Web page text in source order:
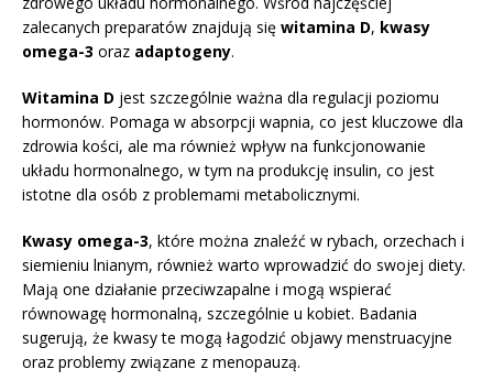
zalecanych preparatów znajdują się witamina D, kwasy
omega-3 oraz adaptogeny.
Witamina D jest szczególnie ważna dla regulacji poziomu
hormonów. Pomaga w absorpcji wapnia, co jest kluczowe dla
zdrowia kości, ale ma również wpływ na funkcjonowanie
układu hormonalnego, w tym na produkcję insulin, co jest
istotne dla osób z problemami metabolicznymi.
Kwasy omega-3, które można znaleźć w rybach, orzechach i
siemieniu lnianym, również warto wprowadzić do swojej diety.
Mają one działanie przeciwzapalne i mogą wspierać
równowagę hormonalną, szczególnie u kobiet. Badania
sugerują, że kwasy te mogą łagodzić objawy menstruacyjne
oraz problemy związane z menopauzą.